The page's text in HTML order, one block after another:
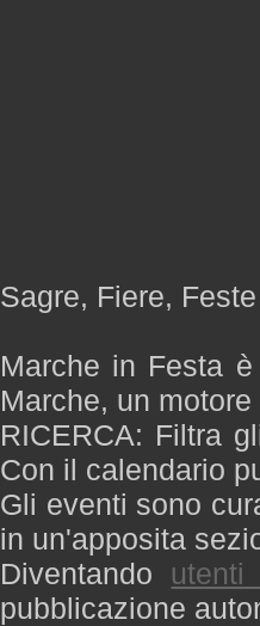
Sagre, Fiere,
Marche in Festa
Marche, un
RICERCA: Filtra
Con il calendario
Gli eventi sono
in un'apposita
Diventando utenti
pubblicazione